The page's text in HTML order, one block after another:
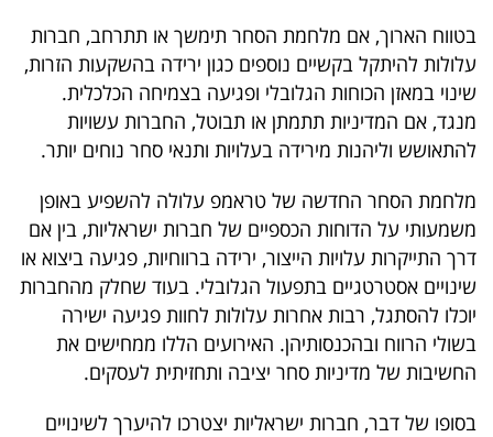
בטווח הארוך, אם מלחמת הסחר תימשך או תתרחב, חברות
עלולות להיתקל בקשיים נוספים כגון ירידה בהשקעות הזרות,
שינוי במאזן הכוחות הגלובלי ופגיעה בצמיחה הכלכלית.
מנגד, אם המדיניות תתמתן או תבוטל, החברות עשויות
להתאושש וליהנות מירידה בעלויות ותנאי סחר נוחים יותר.
מלחמת הסחר החדשה של טראמפ עלולה להשפיע באופן
משמעותי על הדוחות הכספיים של חברות ישראליות, בין אם
דרך התייקרות עלויות הייצור, ירידה ברווחיות, פגיעה ביצוא או
שינויים אסטרטגיים בתפעול הגלובלי. בעוד שחלק מהחברות
יוכלו להסתגל, רבות אחרות עלולות לחוות פגיעה ישירה
בשולי הרווח ובהכנסותיהן. האירועים הללו ממחישים את
החשיבות של מדיניות סחר יציבה ותחזיתית לעסקים.
בסופו של דבר, חברות ישראליות יצטרכו להיערך לשינויים